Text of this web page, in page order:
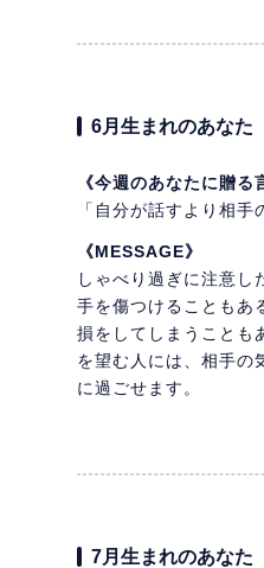
6月生まれのあなた
《今週のあなたに贈る
「自分が話すより相手
《MESSAGE》
しゃべり過ぎに注意し
手を傷つけることもあ
損をしてしまうことも
を望む人には、相手の
に過ごせます。
7月生まれのあなた